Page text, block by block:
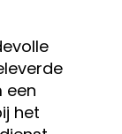
een
het